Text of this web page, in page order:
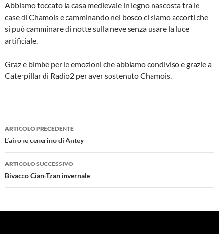
Abbiamo toccato la casa medievale in legno nascosta tra le
case di Chamois e camminando nel bosco ci siamo accorti che
si può camminare di notte sulla neve senza usare la luce
artificiale.
Grazie bimbe per le emozioni che abbiamo condiviso e grazie a
Caterpillar di Radio2 per aver sostenuto Chamois.
Navigazione
articolo
ARTICOLO PRECEDENTE
L’airone cenerino di Antey
ARTICOLO SUCCESSIVO
Bivacco Cian-Tzan invernale